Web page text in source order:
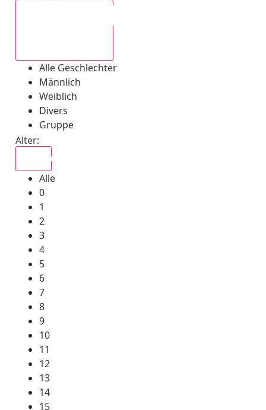
Alle Geschlechter
Männlich
Weiblich
Divers
Gruppe
Alter:
Alle
0
1
2
3
4
5
6
7
8
9
10
11
12
13
14
15